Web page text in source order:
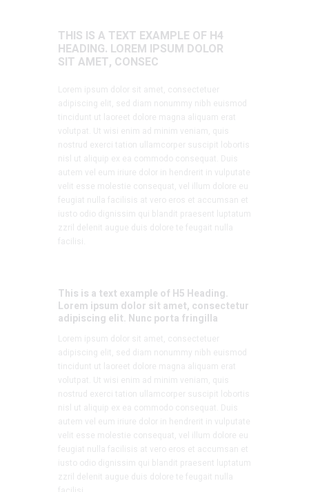
THIS IS A TEXT EXAMPLE OF H4
HEADING. LOREM IPSUM DOLOR
SIT AMET, CONSEC
Lorem ipsum dolor sit amet, consectetuer
adipiscing elit, sed diam nonummy nibh euismod
tincidunt ut laoreet dolore magna aliquam erat
volutpat. Ut wisi enim ad minim veniam, quis
nostrud exerci tation ullamcorper suscipit lobortis
nisl ut aliquip ex ea commodo consequat. Duis
autem vel eum iriure dolor in hendrerit in vulputate
velit esse molestie consequat, vel illum dolore eu
feugiat nulla facilisis at vero eros et accumsan et
iusto odio dignissim qui blandit praesent luptatum
zzril delenit augue duis dolore te feugait nulla
facilisi.
This is a text example of H5 Heading.
Lorem ipsum dolor sit amet, consectetur
adipiscing elit. Nunc porta fringilla
Lorem ipsum dolor sit amet, consectetuer
adipiscing elit, sed diam nonummy nibh euismod
tincidunt ut laoreet dolore magna aliquam erat
volutpat. Ut wisi enim ad minim veniam, quis
nostrud exerci tation ullamcorper suscipit lobortis
nisl ut aliquip ex ea commodo consequat. Duis
autem vel eum iriure dolor in hendrerit in vulputate
velit esse molestie consequat, vel illum dolore eu
feugiat nulla facilisis at vero eros et accumsan et
iusto odio dignissim qui blandit praesent luptatum
zzril delenit augue duis dolore te feugait nulla